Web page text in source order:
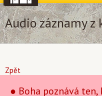
Audio záznamy
Zpět
● Boha poznává